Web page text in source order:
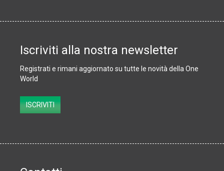
Iscriviti alla nostra newsletter
Registrati e rimani aggiornato su tutte le novità della One
World
ISCRIVITI